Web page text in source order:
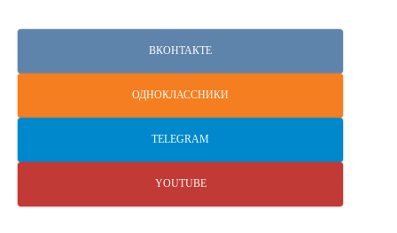
ВКОНТАКТЕ
ОДНОКЛАССНИКИ
TELEGRAM
YOUTUBE